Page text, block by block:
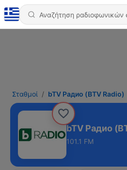
Σταθμοί bTV Радио (BTV Radio)
bTV Радио
101.1 FM